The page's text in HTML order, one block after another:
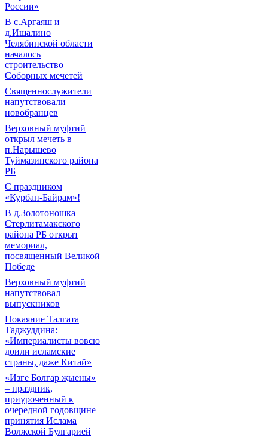
России»
В с.Аргаяш и
д.Ишалино
Челябинской области
началось
строительство
Соборных мечетей
Священнослужители
напутствовали
новобранцев
Верховный муфтий
открыл мечеть в
п.Нарышево
Туймазинского района
РБ
С праздником
«Курбан-Байрам»!
В д.Золотоношка
Стерлитамакского
района РБ открыт
мемориал,
посвященный Великой
Победе
Верховный муфтий
напутствовал
выпускников
Покаяние Талгата
Таджуддина:
«Империалисты вовсю
доили исламские
страны, даже Китай»
«Изге Болгар җыены»
– праздник,
приуроченный к
очередной годовщине
принятия Ислама
Волжской Булгарией